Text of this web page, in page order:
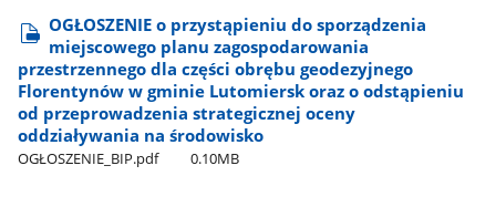
OGŁOSZENIE o przystąpieniu do sporządzenia
miejscowego planu zagospodarowania
przestrzennego dla części obrębu geodezyjnego
Florentynów w gminie Lutomiersk oraz o odstąpieniu
od przeprowadzenia strategicznej oceny
oddziaływania na środowisko
OGŁOSZENIE​_BIP.pdf 0.10MB